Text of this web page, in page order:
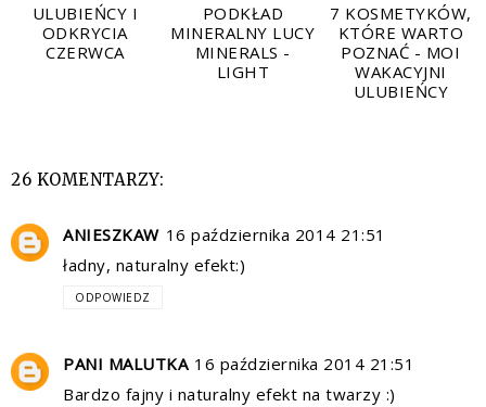
ULUBIEŃCY I
ODKRYCIA
CZERWCA
PODKŁAD
MINERALNY LUCY
MINERALS -
LIGHT
7 KOSMETYKÓW,
KTÓRE WARTO
POZNAĆ - MOI
WAKACYJNI
ULUBIEŃCY
26 KOMENTARZY:
ANIESZKAW 16 października 2014 21:51
ładny, naturalny efekt:)
ODPOWIEDZ
PANI MALUTKA 16 października 2014 21:51
Bardzo fajny i naturalny efekt na twarzy :)